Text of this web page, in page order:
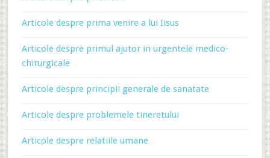
Articole despre prima venire a lui Iisus
Articole despre primul ajutor in urgentele medico-
chirurgicale
Articole despre principii generale de sanatate
Articole despre problemele tineretului
Articole despre relatiile umane